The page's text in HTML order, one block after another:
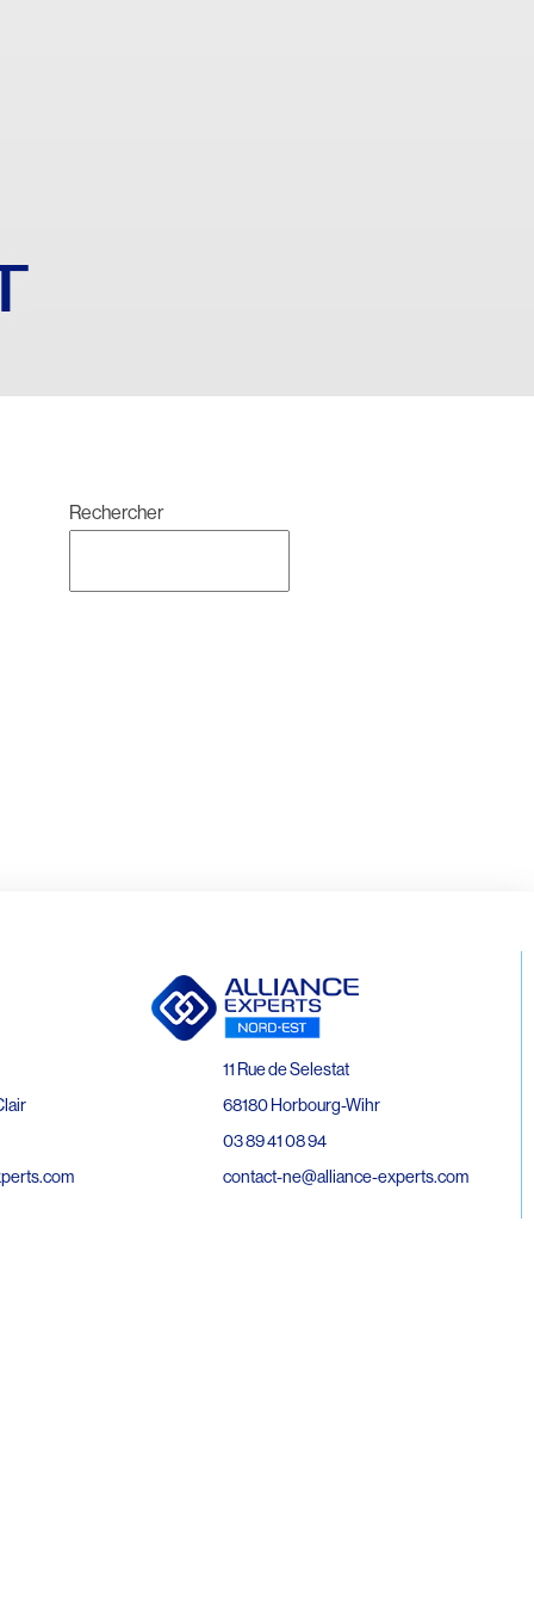
Rechercher
11 Rue de Selestat
68180 Horbourg-Wihr
03 89 41 08 94
contact-ne@alliance-experts.com